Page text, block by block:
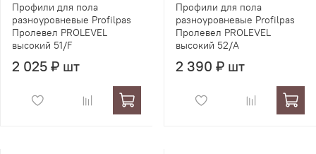
Профили для пола
разноуровневые Profilpas
Пролевел PROLEVEL
высокий 51/F
2 025 ₽ шт
Профили для пола
разноуровневые Profilpas
Пролевел PROLEVEL
высокий 52/A
2 390 ₽ шт